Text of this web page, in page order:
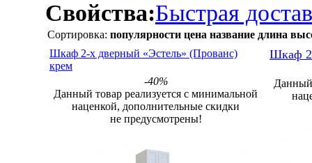
Свойства:Быстрая
Сортировка: популярности цена название длина
Шкаф 2-х дверный «Эстель» (Прованс)
крем
-40%
Данный товар реализуется с минимальной
наценкой, дополнительные скидки
не предусмотрены!
Шкаф
Данный